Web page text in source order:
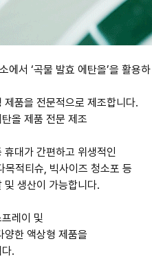
에서 ‘곡물 발효 에탄올’을 활용하
품을 전문적으로 제조합니다.
올 제품 전문 제조
대가 간편하고 위생적인
목적티슈, 빅사이즈 청소포 등
및 생산이 가능합니다.
레이 및
양한 액상형 제품을
.